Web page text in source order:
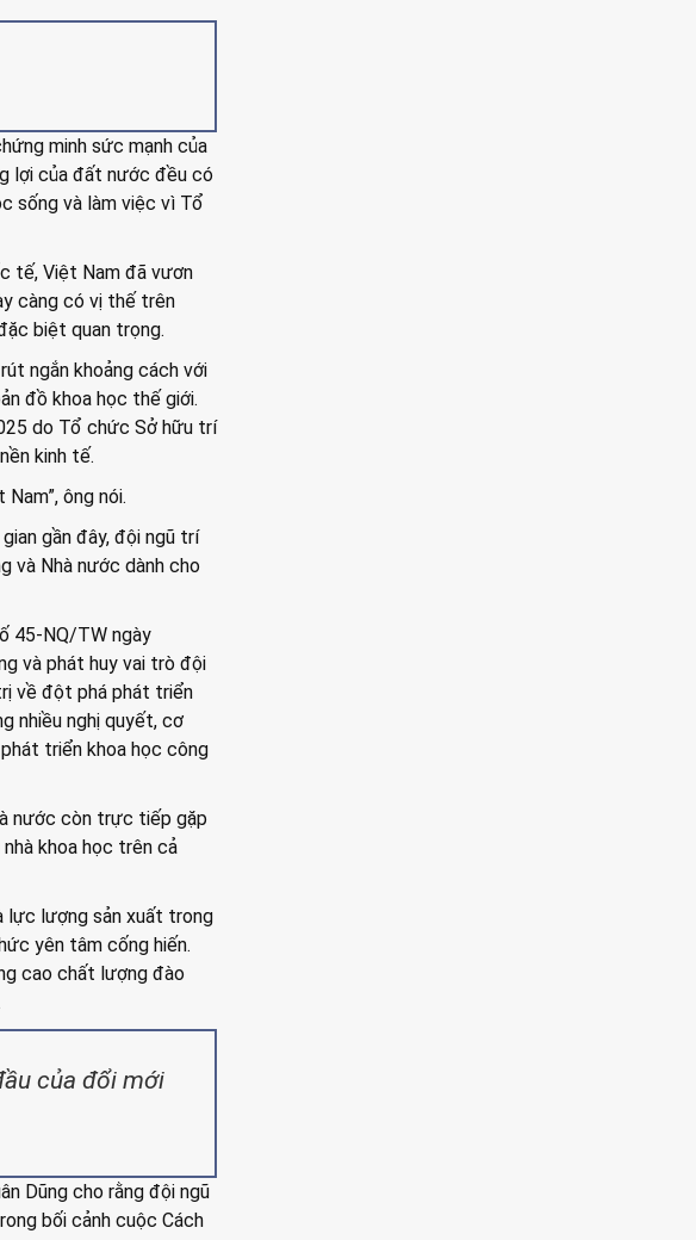
minh sức mạnh của
lợi của đất nước đều có
sống và làm việc vì Tổ
tế, Việt Nam đã vươn
càng có vị thế trên
biệt quan trọng.
ngắn khoảng cách với
đồ khoa học thế giới.
do Tổ chức Sở hữu trí
kinh tế.
ông nói.
gần đây, đội ngũ trí
và Nhà nước dành cho
45-NQ/TW ngày
và phát huy vai trò đội
về đột phá phát triển
nhiều nghị quyết, cơ
triển khoa học công
nước còn trực tiếp gặp
khoa học trên cả
lực lượng sản xuất trong
yên tâm cống hiến.
cao chất lượng đào
của đổi mới
Dũng cho rằng đội ngũ
bối cảnh cuộc Cách